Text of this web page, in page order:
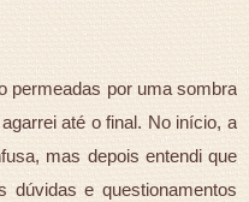
permeadas por uma sombra
até o final. No início, a
mas depois entendi que
e questionamentos